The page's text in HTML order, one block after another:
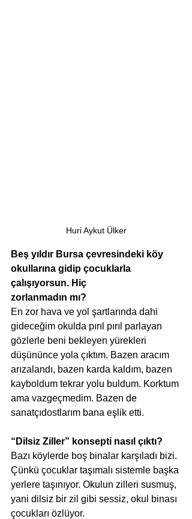
Huri Aykut Ülker
Beş yıldır Bursa çevresindeki köy
okullarına gidip çocuklarla
çalışıyorsun. Hiç
zorlanmadın mı?
En zor hava ve yol şartlarında dahi
gideceğim okulda pırıl pırıl parlayan
gözlerle beni bekleyen yürekleri
düşününce yola çıktım. Bazen aracım
arızalandı, bazen karda kaldım, bazen
kayboldum tekrar yolu buldum. Korktum
ama vazgeçmedim. Bazen de
sanatçıdostlarım bana eşlik etti.
“Dilsiz Ziller” konsepti nasıl çıktı?
Bazı köylerde boş binalar karşıladı bizi.
Çünkü çocuklar taşımalı sistemle başka
yerlere taşınıyor. Okulun zilleri susmuş,
yani dilsiz bir zil gibi sessiz, okul binası
çocukları özlüyor.